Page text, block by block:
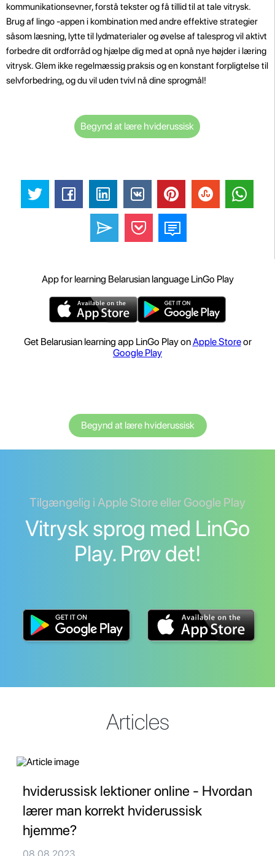
kommunikationsevner, forstå tekster og få tillid til at tale vitrysk.
Brug af lingo -appen i kombination med andre effektive strategier
såsom læsning, lytte til lydmaterialer og øvelse af talesprog vil aktivt
forbedre dit ordforråd og hjælpe dig med at opnå nye højder i læring
vitrysk. Glem ikke regelmæssig praksis og en konstant forpligtelse til
selvforbedring, og du vil uden tvivl nå dine sprogmål!
Begynd at lære hviderussisk
App for learning Belarusian language LinGo Play
Get Belarusian learning app LinGo Play onApple Storeor
Google Play
Begynd at lære hviderussisk
Tilgængelig i Apple Store eller Google Play
Vitrysk sprog med LinGo
Play. Prøv det!
Articles
hviderussisk lektioner online - Hvordan
lærer man korrekt hviderussisk
hjemme?